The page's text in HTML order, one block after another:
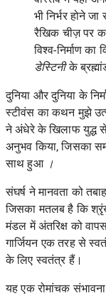
भी निर्भर होने
रैखिक चीज़ पर
विश्व-निर्माण
डेस्टिनीके
दुनिया और दुनिया के
स्टीवंस का कथन मुझे
ने अंधेरे के खिलाफ युद्ध
अनुभव किया, जिसका
साथ हुआ ।
संघर्ष ने मानवता को
जिसका मतलब है कि
मंडल में अंतरिक्ष को
गार्जियन एक तरह से
के लिए स्वतंत्र हैं।
यह एक रोमांचक